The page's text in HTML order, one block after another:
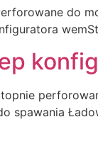
do
spawania